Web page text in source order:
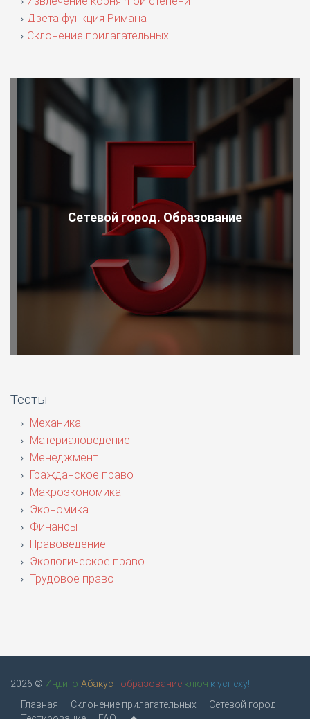
Дзета функция Римана
Склонение прилагательных
Сетевой город. Образование
Тесты
Механика
Материаловедение
Менеджмент
Гражданское право
Макроэкономика
Экономика
Финансы
Правоведение
Экологическое право
Трудовое право
2026 © Индиго-Абакус - образование ключ к успеху!
Главная
Склонение прилагательных
Сетевой город